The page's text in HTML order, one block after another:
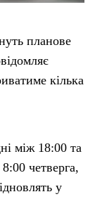
планове
кілька
між 18:00 та
четверга,
у